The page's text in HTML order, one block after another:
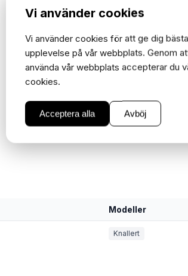
Modeller
Knallert
Vi använder cookies
Vi använder cookies för att ge dig
upplevelse på vår webbplats. Genom
använda vår webbplats accepterar du
cookies.
Acceptera alla Avböj